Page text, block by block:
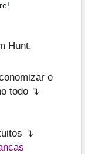
Hunt.
e
todo ↴
↴